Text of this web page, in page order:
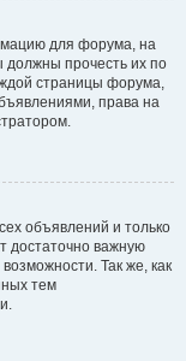
для форума, на
должны прочесть их по
страницы форума,
права на
объявлений и только
достаточно важную
Так же, как
тем